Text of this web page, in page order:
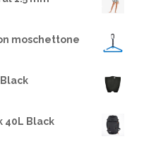
moschettone
40L Black